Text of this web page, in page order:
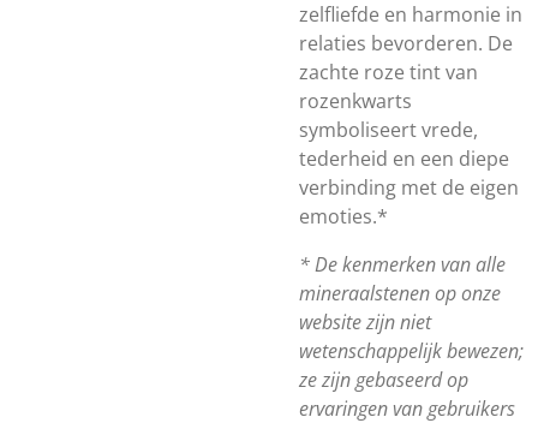
zelfliefde en harmonie in
relaties bevorderen. De
zachte roze tint van
rozenkwarts
symboliseert vrede,
tederheid en een diepe
verbinding met de eigen
emoties.*
* De kenmerken van alle
mineraalstenen op onze
website zijn niet
wetenschappelijk bewezen;
ze zijn gebaseerd op
ervaringen van gebruikers